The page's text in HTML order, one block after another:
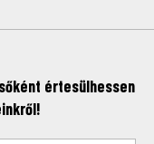
értesülhessen